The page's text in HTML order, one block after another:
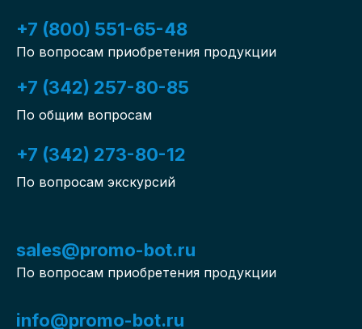
+7 (800) 551-65-48
По вопросам приобретения продукции
+7 (342) 257-80-85
По общим вопросам
+7 (342) 273-80-12
По вопросам экскурсий
sales@promo-bot.ru
По вопросам приобретения продукции
info@promo-bot.ru